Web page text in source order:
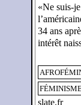
«Ne suis-
34 ans
intérêt
slate.fr